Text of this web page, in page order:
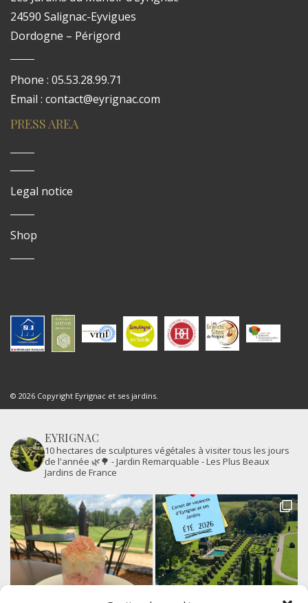
24590 Salignac-Eyvigues
Dordogne – Périgord
Phone : 05.53.28.99.71
Email : contact@eyrignac.com
PRESS AREA
Legal notice
Shop
© 2026 Copyright Eyrignac et ses jardins.
EYRIGNAC
10 hectares de sculptures végétales à visiter tous les jours
de l'année 🌿🌳 - Jardin Remarquable - Les Plus Beaux
Jardins de France